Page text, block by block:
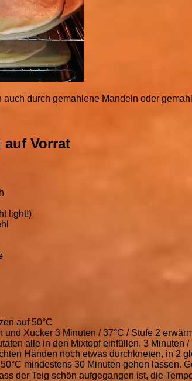
auch durch gemahlene Mandeln oder
auf Vorrat
light!)
auf 50°C
und Xucker 3 Minuten / 37°C / Stufe 2
alle in den Mixtopf einfüllen, 3 Minuten
Händen noch etwas durchkneten, in 2
mindestens 30 Minuten gehen lassen.
der Teig schön aufgegangen ist, die